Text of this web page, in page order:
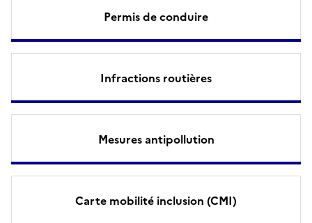
Permis de conduire
Infractions routières
Mesures antipollution
Carte mobilité inclusion (CMI)